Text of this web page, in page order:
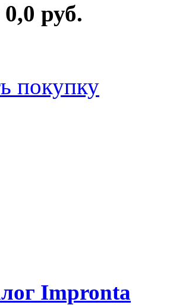
0,0 руб.
покупку
Impronta